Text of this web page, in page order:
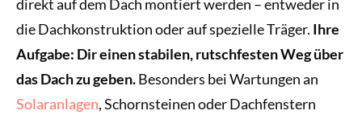
direkt auf dem Dach montiert werden – entweder in
die Dachkonstruktion oder auf spezielle Träger. Ihre
Aufgabe: Dir einen stabilen, rutschfesten Weg über
das Dach zu geben.Besonders bei Wartungen an
Solaranlagen, Schornsteinen oder Dachfenstern